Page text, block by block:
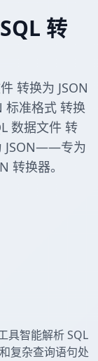
转
转换为 JSON
标准格式 转换
数据文件 转
JSON——专为
转换器。
具智能解析 SQL
复杂查询语句处